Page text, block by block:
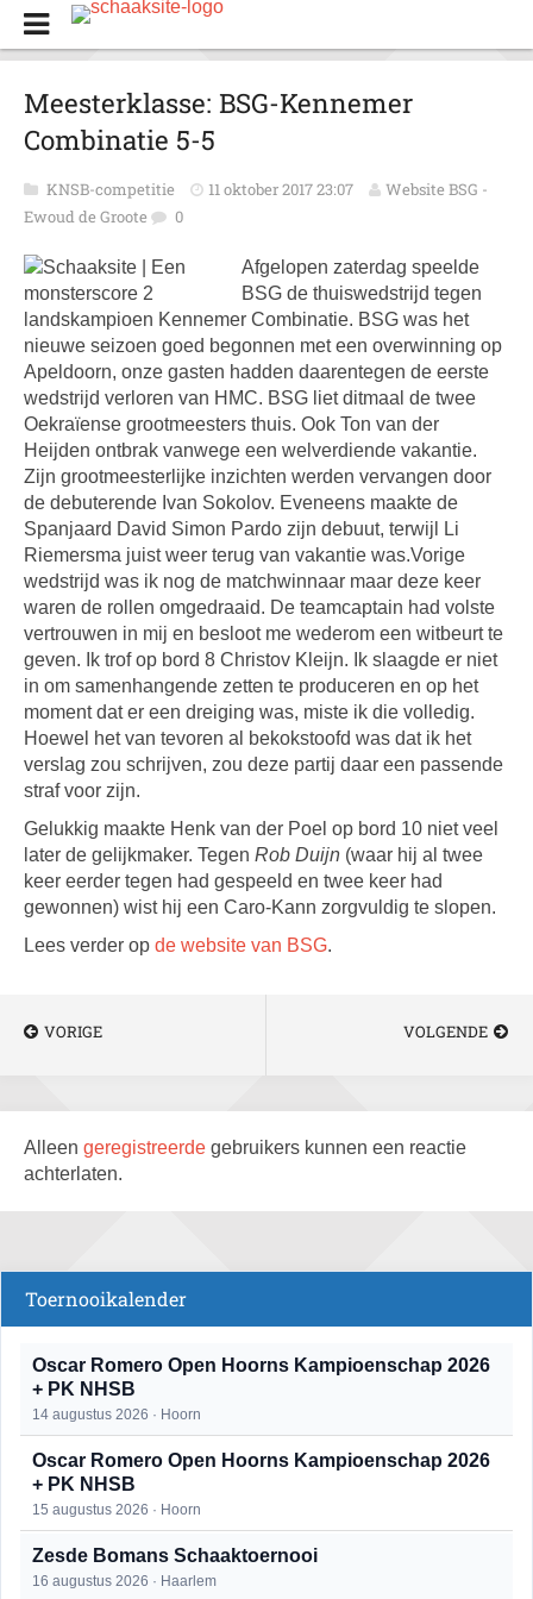
Meesterklasse: BSG-Kennemer
Combinatie 5-5
KNSB-competitie 11 oktober 2017 23:07
Website BSG -
Ewoud de Groote
0
Afgelopen zaterdag speelde
BSG de thuiswedstrijd tegen
landskampioen Kennemer Combinatie. BSG was het
nieuwe seizoen goed begonnen met een overwinning op
Apeldoorn, onze gasten hadden daarentegen de eerste
wedstrijd verloren van HMC. BSG liet ditmaal de twee
Oekraïense grootmeesters thuis. Ook Ton van der
Heijden ontbrak vanwege een welverdiende vakantie.
Zijn grootmeesterlijke inzichten werden vervangen door
de debuterende Ivan Sokolov. Eveneens maakte de
Spanjaard David Simon Pardo zijn debuut, terwijl Li
Riemersma juist weer terug van vakantie was.Vorige
wedstrijd was ik nog de matchwinnaar maar deze keer
waren de rollen omgedraaid. De teamcaptain had volste
vertrouwen in mij en besloot me wederom een witbeurt te
geven. Ik trof op bord 8 Christov Kleijn. Ik slaagde er niet
in om samenhangende zetten te produceren en op het
moment dat er een dreiging was, miste ik die volledig.
Hoewel het van tevoren al bekokstoofd was dat ik het
verslag zou schrijven, zou deze partij daar een passende
straf voor zijn.
Gelukkig maakte Henk van der Poel op bord 10 niet veel
later de gelijkmaker. Tegen Rob Duijn (waar hij al twee
keer eerder tegen had gespeeld en twee keer had
gewonnen) wist hij een Caro-Kann zorgvuldig te slopen.
Lees verder op de website van BSG.
VORIGE VOLGENDE
Alleen geregistreerde gebruikers kunnen een reactie
achterlaten.
Toernooikalender
Oscar Romero Open Hoorns Kampioenschap 2026
+ PK NHSB
14 augustus 2026 · Hoorn
Oscar Romero Open Hoorns Kampioenschap 2026
+ PK NHSB
15 augustus 2026 · Hoorn
Zesde Bomans Schaaktoernooi
16 augustus 2026 · Haarlem